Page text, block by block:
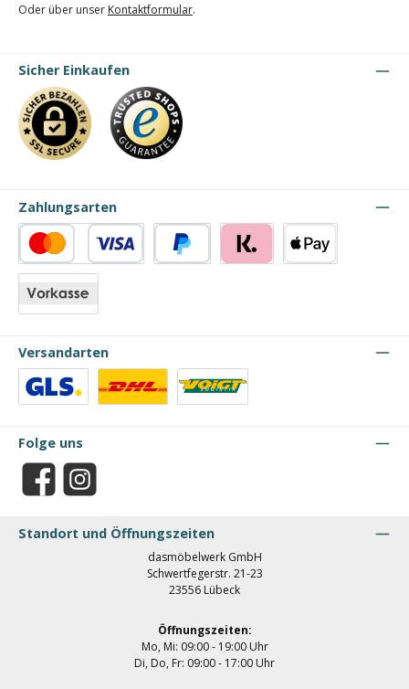
Oder über unser Kontaktformular.
Sicher Einkaufen
Zahlungsarten
Kredit- oder Debitkarte
Versandarten
Folge uns
Facebook Instagram
Standort und Öffnungszeiten
dasmöbelwerk GmbH
Schwertfegerstr. 21-23
23556 Lübeck
Öffnungszeiten:
Mo, Mi: 09:00 - 19:00 Uhr
Di, Do, Fr: 09:00 - 17:00 Uhr